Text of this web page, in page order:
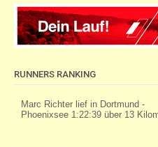
RUNNERS RANKING